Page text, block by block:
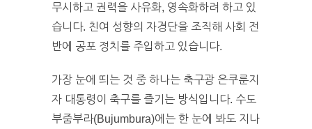
무시하고 권력을 사유화, 영속화하려 하고 있
습니다. 친여 성향의 자경단을 조직해 사회 전
반에 공포 정치를 주입하고 있습니다.
가장 눈에 띄는 것 중 하나는 축구광 은쿠룬지
자 대통령이 축구를 즐기는 방식입니다. 수도
부줌부라(Bujumbura)에는 한 눈에 봐도 지나